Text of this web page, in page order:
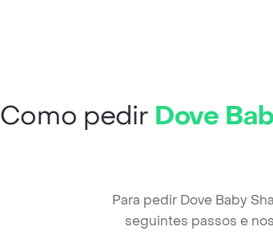
Como pedir Dove
Para pedir Dove Baby
seguintes passos e